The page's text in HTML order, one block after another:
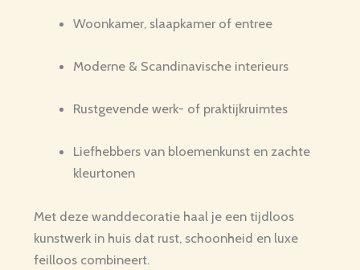
Woonkamer, slaapkamer of entree
Moderne & Scandinavische interieurs
Rustgevende werk- of praktijkruimtes
Liefhebbers van bloemenkunst en zachte
kleurtonen
Met deze wanddecoratie haal je een tijdloos
kunstwerk in huis dat rust, schoonheid en luxe
feilloos combineert.